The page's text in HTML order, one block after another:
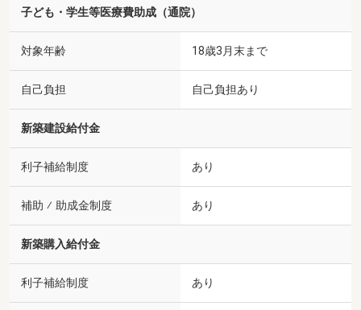
子ども・学生等医療費助成（通院）
対象年齢 18歳3月末まで
自己負担 自己負担あり
新築建設給付金
利子補給制度 あり
補助 ⁄ 助成金制度 あり
新築購入給付金
利子補給制度 あり